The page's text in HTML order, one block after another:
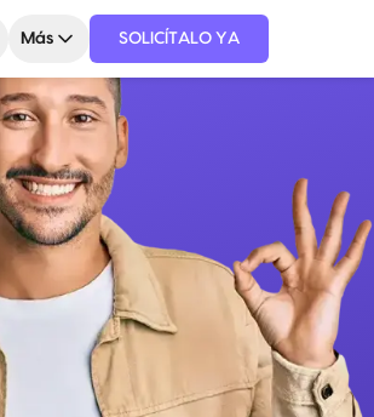
Más SOLICÍTALO YA